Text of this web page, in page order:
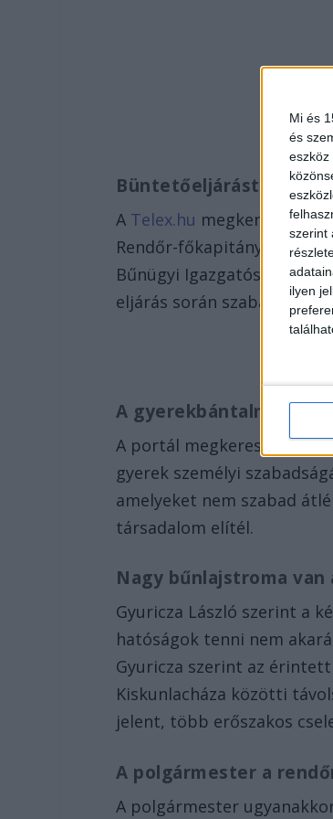
Mi és
és
eszköz
szerint
ilyen
Büntetőeljárást
A Telex.hu megkereste a
Rendőr-főkapitányságon
Bűnügyi Igazgatóság
eljárás során szabadlábon
A gyerekbántalmazás
A portál megkereste a
gyerek személyi
amelyeket nem szabad
társadalom elítél.
Nagy bűnlajstroma van
Gyuricza László szerint a
hatóságok tenni nem
Gyuricza szerint az
Kiskunlacháza közötti
jelent, több erőszakos
A polgármester a
A polgármester